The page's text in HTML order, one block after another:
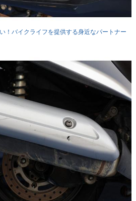
！バイクライフを提供する身近なパートナー